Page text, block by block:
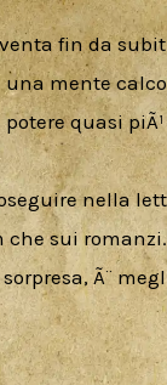
fin da
una mente
quasi
nella
sui
Ã¨